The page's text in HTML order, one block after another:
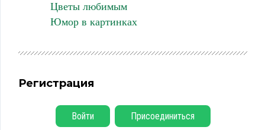
Цветы любимым
Юмор в картинках
Регистрация
Войти Присоединиться